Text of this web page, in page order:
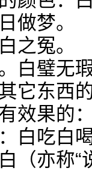
做梦。
之冤。
白璧无
它东西
效果的
白吃白
亦称“